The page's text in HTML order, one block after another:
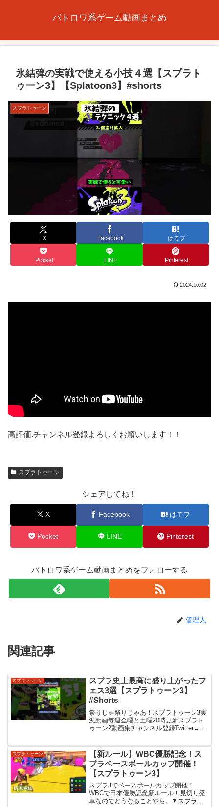
バトロワ系ゲーム動画まとめ
氷結弾の実戦で使える小技４選【スプラト
ゥーン3】【Splatoon3】#shorts
スプラトゥーン
X Facebook はてブ
Pocket LINE Pinterest
2024.10.02
高評価.チャンネル登録よろしくお願いします！！
スプラトゥーン
シェアしてね！
X Facebook はてブ
Pocket LINE Pinterest
バトロワ系ゲーム動画まとめをフォローする
管理人
関連記事
スプラトゥーン
スプラ史上最高に盛り上がったフ
ェス3選【スプラトゥーン3】
#Shorts
祭りじゃ祭りじゃあ！スプラトゥーン3実
況動画毎週金曜と土曜20時更新スプラト
ゥーン2動画集チャンネル登録Twitter→#
スプラトゥーン
【新ルール】WBC優勝記念！ス
プラベースボールカップ開催！
【スプラトゥーン3】
スプラ3でベースボールカップ開催！
WBCで日本優勝記念新ルール！見切り発
車なのでどうなることやら。▼スプラ３